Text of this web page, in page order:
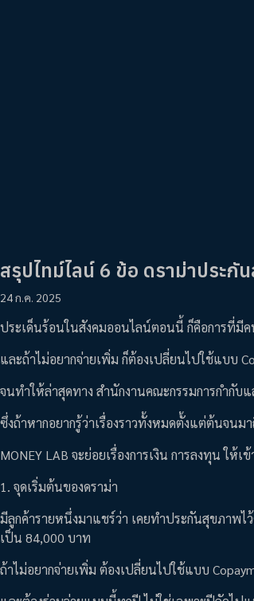
สรุปไทม์ไลน์ 6 ข้อ ดราม่าประ
24 ก.ค. 2025
ประเด็นร้อนในสังคมออนไลน์ตอนนี้ ก็คือการที่มี
และถ้าไม่อยากจ่ายเพิ่ม ก็ต้องเปลี่ยนไปใช้แบบ
จนทำให้ล่าสุดทาง สำนักงานคณะกรรมการกำกับ
ซึ่งถ้าหากอยากรู้ว่าเรื่องราวทั้งหมดตั้งแต่ต้นจนม
MONEY LAB จะย่อยเรื่องการเงิน การลงทุน ให้เข้
1. จุดเริ่มต้นของดราม่า
มีลูกค้ารายหนึ่งมาแชร์ว่า เคยทำประกันสุขภาพ
เป็น 84,000 บาท
ถ้าไม่อยากจ่ายเพิ่ม ต้องเปลี่ยนไปใช้แบบ